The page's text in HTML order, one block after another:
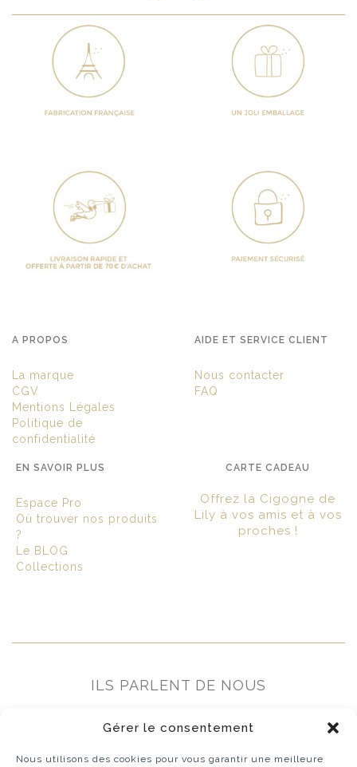
Gérer le consentement
Nous utilisons des cookies pour vous garantir une meilleure
A PROPOS
La marque
CGV
Mentions Légales
Politique de
confidentialité
AIDE ET SERVICE CLIENT
Nous contacter
FAQ
EN SAVOIR PLUS
Espace Pro
Où trouver nos produits
?
Le BLOG
Collections
CARTE CADEAU
Offrez la Cigogne de
Lily à vos amis et à vos
proches !
ILS PARLENT DE NOUS